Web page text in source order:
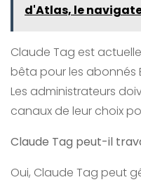
d'Atlas, le
Claude Tag est
bêta pour les abonnés
Les administrateurs
canaux de leur choix
Claude Tag peut-il
Oui, Claude Tag peut